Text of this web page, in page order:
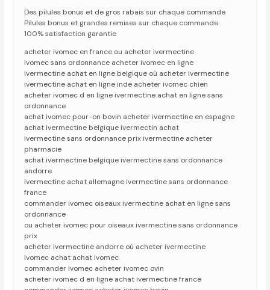
Des pilules bonus et de gros rabais sur chaque commande
Pilules bonus et grandes remises sur chaque commande
100% satisfaction garantie
acheter ivomec en france ou acheter ivermectine
ivomec sans ordonnance acheter ivomec en ligne
ivermectine achat en ligne belgique où acheter ivermectine
ivermectine achat en ligne inde acheter ivomec chien
acheter ivomec d en ligne ivermectine achat en ligne sans
ordonnance
achat ivomec pour-on bovin acheter ivermectine en espagne
achat ivermectine belgique ivermectin achat
ivermectine sans ordonnance prix ivermectine acheter
pharmacie
achat ivermectine belgique ivermectine sans ordonnance
andorre
ivermectine achat allemagne ivermectine sans ordonnance
france
commander ivomec oiseaux ivermectine achat en ligne sans
ordonnance
ou acheter ivomec pour oiseaux ivermectine sans ordonnance
prix
acheter ivermectine andorre où acheter ivermectine
ivomec achat achat ivomec
commander ivomec acheter ivomec ovin
acheter ivomec d en ligne achat ivermectine france